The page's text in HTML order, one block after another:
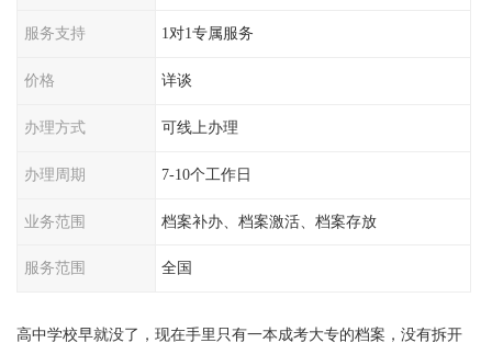
服务支持 1对1专属服务
价格 详谈
办理方式 可线上办理
办理周期 7-10个工作日
业务范围 档案补办、档案激活、档案存放
服务范围 全国
高中学校早就没了，现在手里只有一本成考大专的档案，没有拆开